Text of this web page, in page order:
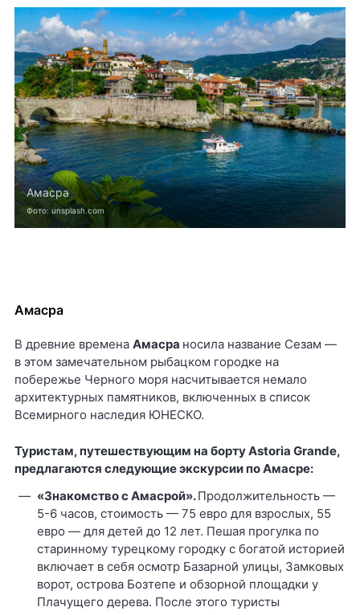
Амасра
Фото: unsplash.com
Амасра
В древние времена Амасра носила название Сезам —
в этом замечательном рыбацком городке на
побережье Черного моря насчитывается немало
архитектурных памятников, включенных в список
Всемирного наследия ЮНЕСКО.
Туристам, путешествующим на бортуAstoria Grande,
предлагаются следующие экскурсии по Амасре:
«Знакомство с Амасрой».Продолжительность —
5-6 часов, стоимость — 75 евро для взрослых, 55
евро — для детей до 12 лет. Пешая прогулка по
старинному турецкому городку с богатой историей
включает в себя осмотр Базарной улицы, Замковых
ворот, острова Бозтепе и обзорной площадки у
Плачущего дерева. После этого туристы